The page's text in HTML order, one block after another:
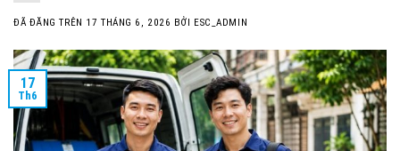
ĐÃ ĐĂNG TRÊN 17 THÁNG 6, 2026 BỞI ESC_ADMIN
17
Th6